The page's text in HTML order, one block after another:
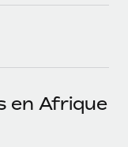
entreprises
flexible
en Afrique